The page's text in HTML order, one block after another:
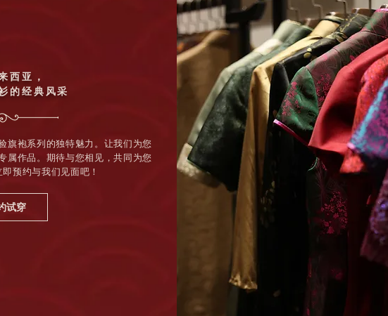
西亚，
的经典风采
旗袍系列的独特魅力。让我们为您
属作品。期待与您相见，共同为您
预约与我们见面吧！
试穿